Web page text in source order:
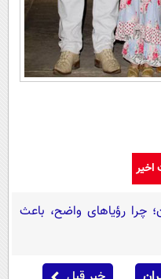
چرا رؤیاهای واضح، باعث